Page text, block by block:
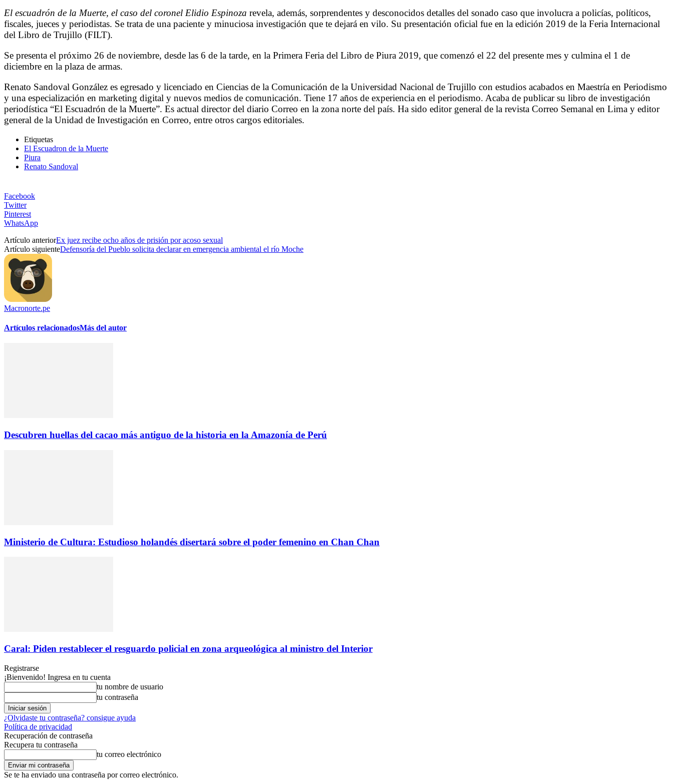
El escuadrón de la Muerte, el caso del coronel Elidio Espinoza revela, además, sorprendentes y desconocidos detalles del sonado caso que involucra a policías, políticos,
fiscales, jueces y periodistas. Se trata de una paciente y minuciosa investigación que te dejará en vilo. Su presentación oficial fue en la edición 2019 de la Feria Internacional
del Libro de Trujillo (FILT).
Se presenta el próximo 26 de noviembre, desde las 6 de la tarde, en la Primera Feria del Libro de Piura 2019, que comenzó el 22 del presente mes y culmina el 1 de
diciembre en la plaza de armas.
Renato Sandoval González es egresado y licenciado en Ciencias de la Comunicación de la Universidad Nacional de Trujillo con estudios acabados en Maestría en Periodismo
y una especialización en marketing digital y nuevos medios de comunicación. Tiene 17 años de experiencia en el periodismo. Acaba de publicar su libro de investigación
periodística “El Escuadrón de la Muerte”. Es actual director del diario Correo en la zona norte del país. Ha sido editor general de la revista Correo Semanal en Lima y editor
general de la Unidad de Investigación en Correo, entre otros cargos editoriales.
Etiquetas
El Escuadron de la Muerte
Piura
Renato Sandoval
Facebook
Twitter
Pinterest
WhatsApp
Artículo anteriorEx juez recibe ocho años de prisión por acoso sexual
Artículo siguienteDefensoría del Pueblo solicita declarar en emergencia ambiental el río Moche
Macronorte.pe
Artículos relacionadosMás del autor
Descubren huellas del cacao más antiguo de la historia en la Amazonía de Perú
Ministerio de Cultura: Estudioso holandés disertará sobre el poder femenino en Chan Chan
Caral: Piden restablecer el resguardo policial en zona arqueológica al ministro del Interior
Registrarse
¡Bienvenido! Ingresa en tu cuenta
tu nombre de usuario
tu contraseña
¿Olvidaste tu contraseña? consigue ayuda
Política de privacidad
Recuperación de contraseña
Recupera tu contraseña
tu correo electrónico
Se te ha enviado una contraseña por correo electrónico.